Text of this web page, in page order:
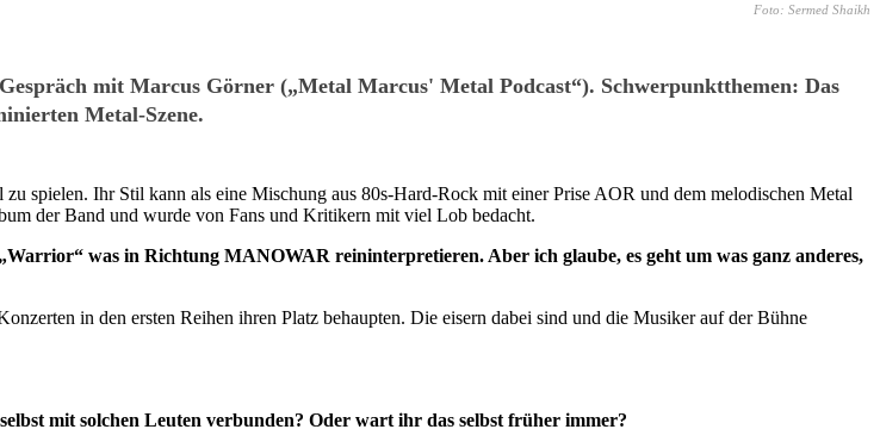
Foto: Sermed Shaikh
mit Marcus Görner („Metal Marcus' Metal Podcast“). Schwerpunktthemen: Das
Metal-Szene.
spielen. Ihr Stil kann als eine Mischung aus 80s-Hard-Rock mit einer Prise AOR und dem melodischen Metal
der Band und wurde von Fans und Kritikern mit viel Lob bedacht.
was in Richtung MANOWAR reininterpretieren. Aber ich glaube, es geht um was ganz anderes,
in den ersten Reihen ihren Platz behaupten. Die eisern dabei sind und die Musiker auf der Bühne
mit solchen Leuten verbunden? Oder wart ihr das selbst früher immer?